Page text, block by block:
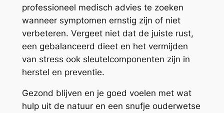
professioneel medisch advies te zoeken
wanneer symptomen ernstig zijn of niet
verbeteren. Vergeet niet dat de juiste rust,
een gebalanceerd dieet en het vermijden
van stress ook sleutelcomponenten zijn in
herstel en preventie.
Gezond blijven en je goed voelen met wat
hulp uit de natuur en een snufje ouderwetse